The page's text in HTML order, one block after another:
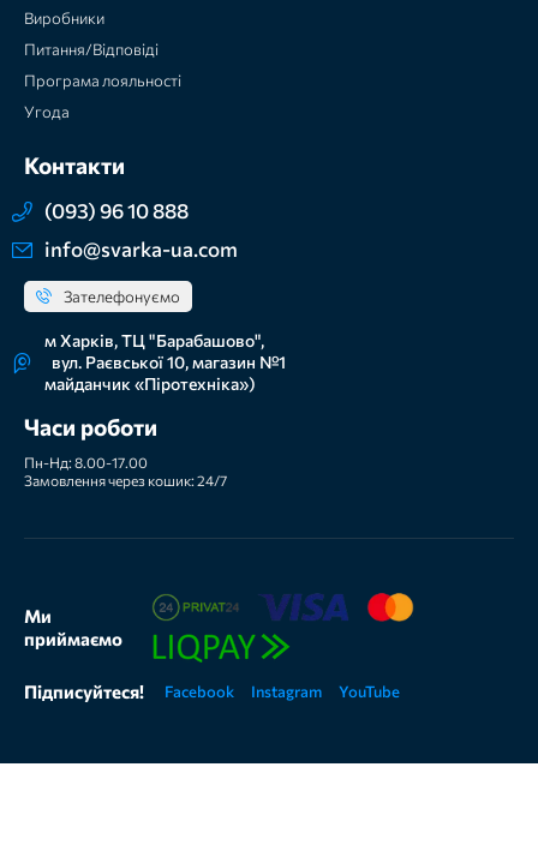
Виробники
Питання/Відповіді
Програма лояльності
Угода
Контакти
(093) 96 10 888
info@svarka-ua.com
Зателефонуємо
м Харків, ТЦ "Барабашово",
вул. Раєвської 10, магазин №1
майданчик «Піротехніка»)
Часи роботи
Пн-Нд: 8.00-17.00
Замовлення через кошик: 24/7
Ми
приймаємо
Підписуйтеся! Facebook Instagram YouTube